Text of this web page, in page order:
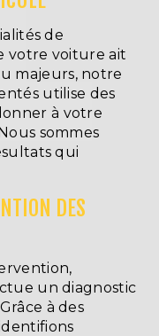
de
votre voiture ait
majeurs, notre
utilise des
à votre
sommes
qui
DES
un diagnostic
à des